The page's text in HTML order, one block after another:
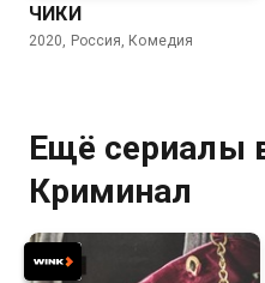
ЧИКИ
2020, Россия, Комедия
Ещё сериалы
Криминал